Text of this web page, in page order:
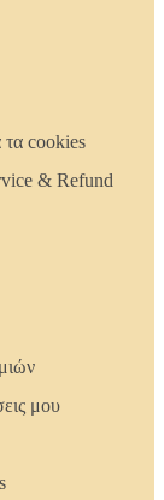
τα cookies
& Refund
μου